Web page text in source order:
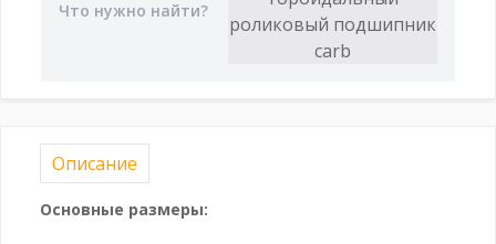
Описание
Основные размеры: